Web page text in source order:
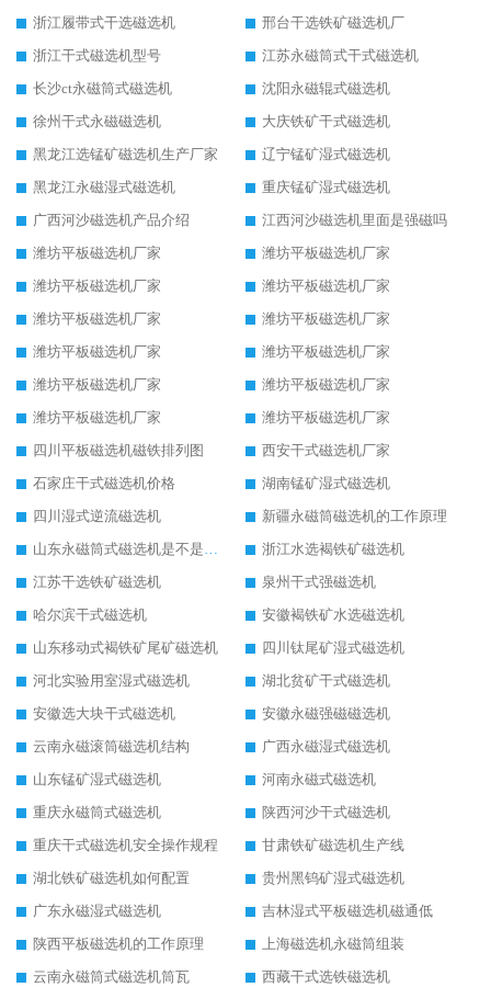
浙江履带式干选磁选机
邢台干选铁矿磁选机厂
浙江干式磁选机型号
江苏永磁筒式干式磁选机
长沙ct永磁筒式磁选机
沈阳永磁辊式磁选机
徐州干式永磁磁选机
大庆铁矿干式磁选机
黑龙江选锰矿磁选机生产厂家
辽宁锰矿湿式磁选机
黑龙江永磁湿式磁选机
重庆锰矿湿式磁选机
广西河沙磁选机产品介绍
江西河沙磁选机里面是强磁吗
潍坊平板磁选机厂家
潍坊平板磁选机厂家
潍坊平板磁选机厂家
潍坊平板磁选机厂家
潍坊平板磁选机厂家
潍坊平板磁选机厂家
潍坊平板磁选机厂家
潍坊平板磁选机厂家
潍坊平板磁选机厂家
潍坊平板磁选机厂家
潍坊平板磁选机厂家
潍坊平板磁选机厂家
四川平板磁选机磁铁排列图
西安干式磁选机厂家
石家庄干式磁选机价格
湖南锰矿湿式磁选机
四川湿式逆流磁选机
新疆永磁筒磁选机的工作原理
山东永磁筒式磁选机是不是强磁
浙江水选褐铁矿磁选机
江苏干选铁矿磁选机
泉州干式强磁选机
哈尔滨干式磁选机
安徽褐铁矿水选磁选机
山东移动式褐铁矿尾矿磁选机
四川钛尾矿湿式磁选机
河北实验用室湿式磁选机
湖北贫矿干式磁选机
安徽选大块干式磁选机
安徽永磁强磁磁选机
云南永磁滚筒磁选机结构
广西永磁湿式磁选机
山东锰矿湿式磁选机
河南永磁式磁选机
重庆永磁筒式磁选机
陕西河沙干式磁选机
重庆干式磁选机安全操作规程
甘肃铁矿磁选机生产线
湖北铁矿磁选机如何配置
贵州黑钨矿湿式磁选机
广东永磁湿式磁选机
吉林湿式平板磁选机磁通低
陕西平板磁选机的工作原理
上海磁选机永磁筒组装
云南永磁筒式磁选机筒瓦
西藏干式选铁磁选机